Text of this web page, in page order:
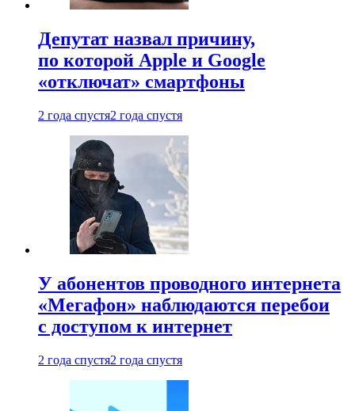
Депутат назвал причину,
по которой Apple и Google
«отключат» смартфоны
2 года спустя2 года спустя
У абонентов проводного интернета
«Мегафон» наблюдаются перебои
с доступом к интернет
2 года спустя2 года спустя